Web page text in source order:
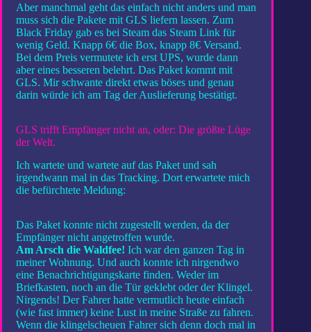
Aber manchmal geht das einfach nicht anders und man
muss sich die Pakete mit GLS liefern lassen. Zum
Black Friday gab es bei Steam das Steam Link für
wenig Geld. Knapp 6€ die Box, knapp 8€ Versand.
Bei dem Preis vermutete ich erst UPS, wurde dann
aber eines besseren belehrt. Das Paket kommt mit
GLS. Mir schwante direkt etwas böses und genau
darin würde ich am Tag der Auslieferung bestätigt.
GLS trifft Empfänger nicht an, oder: Die größte Lüge
der Welt.
Ich wartete und wartete auf das Paket und sah
irgendwann mal in das Tracking. Dort erwartete mich
die befürchtete Meldung:
Das Paket konnte nicht zugestellt werden, da der
Empfänger nicht angetroffen wurde.
Am Arsch die Waldfee! Ich war den ganzen Tag in
meiner Wohnung. Und auch konnte ich nirgendwo
eine Benachrichtigungskarte finden. Weder im
Briefkasten, noch an die Tür geklebt oder der Klingel.
Nirgends! Der Fahrer hatte vermutlich heute einfach
(wie fast immer) keine Lust in meine Straße zu fahren.
Wenn die klingelscheuen Fahrer sich denn doch mal in